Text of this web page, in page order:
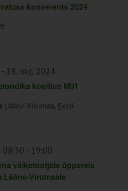
konverents 2024
- 18. okt. 2024
koolitus M01
Lääne-Virumaa, Eesti
08:30 - 19:00
väiketootjate õppereis
Lääne-Virumaale